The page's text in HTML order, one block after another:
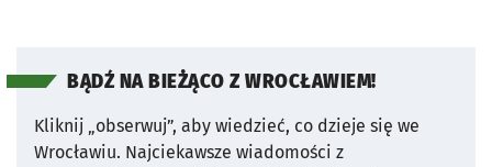
BĄDŹ NA BIEŻĄCO Z WROCŁAWIEM!
Kliknij „obserwuj”, aby wiedzieć, co dzieje się we
Wrocławiu. Najciekawsze wiadomości z